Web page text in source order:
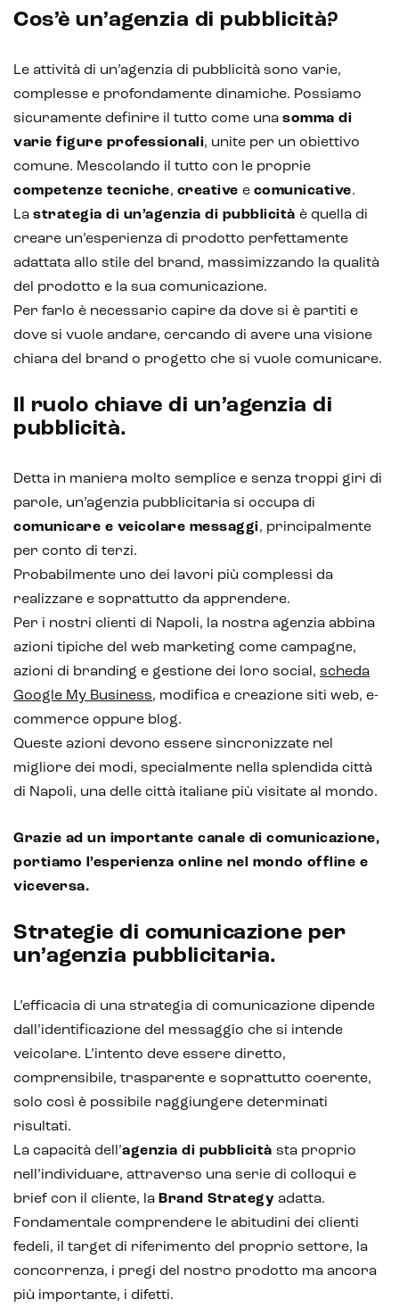
Intelligenza Artificiale e AR VR -
Metaverso
IoT (Internet of Things)
Blockchain
Intelligenza artificiale
Chatbot e assistenti virtuali
Realtà Aumentata
Realtà Virtuale
Metaverso
Cos’è un’agenzia di pubblicità?
Le attività di un’agenzia di pubblicità sono varie,
complesse e profondamente dinamiche. Possiamo
sicuramente definire il tutto come una somma di
varie figure professionali, unite per un obiettivo
comune. Mescolando il tutto con le proprie
competenze tecniche, creative e comunicative.
La strategia di un’agenzia di pubblicità è quella di
creare un’esperienza di prodotto perfettamente
adattata allo stile del brand, massimizzando la qualità
del prodotto e la sua comunicazione.
Per farlo è necessario capire da dove si è partiti e
dove si vuole andare, cercando di avere una visione
chiara del brand o progetto che si vuole comunicare.
Il ruolo chiave di un’agenzia di
pubblicità.
Detta in maniera molto semplice e senza troppi giri di
parole, un’agenzia pubblicitaria si occupa di
comunicare e veicolare messaggi, principalmente
per conto di terzi.
Probabilmente uno dei lavori più complessi da
realizzare e soprattutto da apprendere.
Per i nostri clienti di Napoli, la nostra agenzia abbina
azioni tipiche del web marketing come campagne,
azioni di branding e gestione dei loro social, scheda
Google My Business, modifica e creazione siti web, e-
commerce oppure blog.
Queste azioni devono essere sincronizzate nel
migliore dei modi, specialmente nella splendida città
di Napoli, una delle città italiane più visitate al mondo.
Grazie ad un importante canale di comunicazione,
portiamo l’esperienza online nel mondo offline e
viceversa.
Strategie di comunicazione per
un’agenzia pubblicitaria.
L’efficacia di una strategia di comunicazione dipende
dall’identificazione del messaggio che si intende
veicolare. L’intento deve essere diretto,
comprensibile, trasparente e soprattutto coerente,
solo così è possibile raggiungere determinati
risultati.
La capacità dell’agenzia di pubblicità sta proprio
nell’individuare, attraverso una serie di colloqui e
brief con il cliente, la Brand Strategy adatta.
Fondamentale comprendere le abitudini dei clienti
fedeli, il target di riferimento del proprio settore, la
concorrenza, i pregi del nostro prodotto ma ancora
più importante, i difetti.